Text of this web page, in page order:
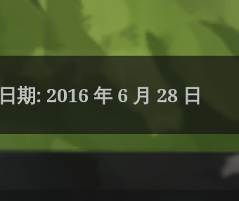
日期: 2016 年 6 月 28 日